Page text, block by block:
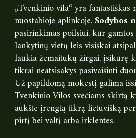
„Tvenkinio vila“ yra fantastiškas
nuostabioje aplinkoje.Sodybos
pasirinkimas poilsiui, kur
lankytinų vietų leis visiškai
laukia žemaitukų žirgai, įsikūrę
tikrai neatsisakys pasivaišinti
Už papildomą mokestį galima
Tvenkinio Vilos svečiams skirtą
aukšte įrengtą tikrą lietuvišką
pirtį bei valtį arba irklentes.